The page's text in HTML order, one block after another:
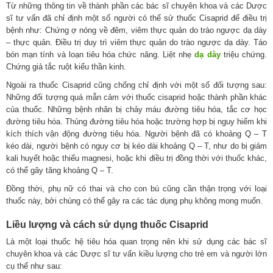
Từ những thông tin về thành phần các bác sĩ chuyên khoa và các Dược
sĩ tư vấn đã chỉ định một số người có thể sử thuốc Cisaprid để điều trị
bệnh như: Chứng ợ nóng về đêm, viêm thực quản do trào ngược dạ dày
– thực quản. Ðiều trị duy trì viêm thực quản do trào ngược dạ dày. Táo
bón mạn tính và loạn tiêu hóa chức năng. Liệt nhẹdạ dàytriệu chứng.
Chứng giả tắc ruột kiểu thần kinh.
Ngoài ra thuốc Cisaprid cũng chống chỉ định với một số đối tượng sau:
Những đối tượng quá mẫn cảm với thuốc cisaprid hoặc thành phần khác
của thuốc. Những bệnh nhân bị chảy máu đường tiêu hóa, tắc cơ học
đường tiêu hóa. Thủng đường tiêu hóa hoặc trường hợp bị nguy hiểm khi
kích thích vận động đường tiêu hóa. Người bệnh đã có khoảng Q – T
kéo dài, người bệnh có nguy cơ bị kéo dài khoảng Q – T, như do bị giảm
kali huyết hoặc thiếu magnesi, hoặc khi điều trị đồng thời với thuốc khác,
có thể gây tăng khoảng Q – T.
Đồng thời, phụ nữ có thai và cho con bú cũng cần thận trọng với loại
thuốc này, bởi chúng có thể gây ra các tác dụng phụ không mong muốn.
Liều lượng và cách sử dụng thuốc Cisaprid
Là một loại thuốc hệ tiêu hóa quan trọng nên khi sử dụng các bác sĩ
chuyên khoa và các Dược sĩ tư vấn kiều lượng cho trẻ em và người lớn
cụ thể như sau: